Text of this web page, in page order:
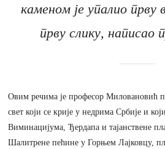
каменом је упалио
прву слику, написао
Овим речима је професор Миловановић
свет који се крије у недрима Србије и
Виминацијума, Ђердапа и тајанствене
Шалитрене пећине у Горњем Лајковцу,